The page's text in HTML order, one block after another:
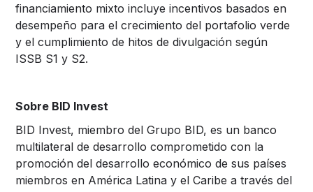
financiamiento mixto incluye incentivos basados en
desempeño para el crecimiento del portafolio verde
y el cumplimiento de hitos de divulgación según
ISSB S1 y S2.
Sobre BID Invest
BID Invest, miembro del Grupo BID, es un banco
multilateral de desarrollo comprometido con la
promoción del desarrollo económico de sus países
miembros en América Latina y el Caribe a través del